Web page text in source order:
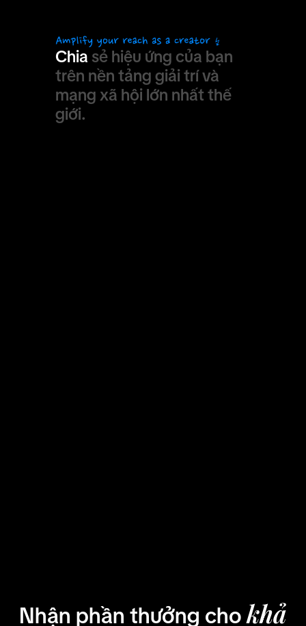
Chia sẻ hiệu ứng của bạn
trên nền tảng giảitrívà
mạng xã hội lớn nhất thế
giới.
Nhận phần thưởng chokhả